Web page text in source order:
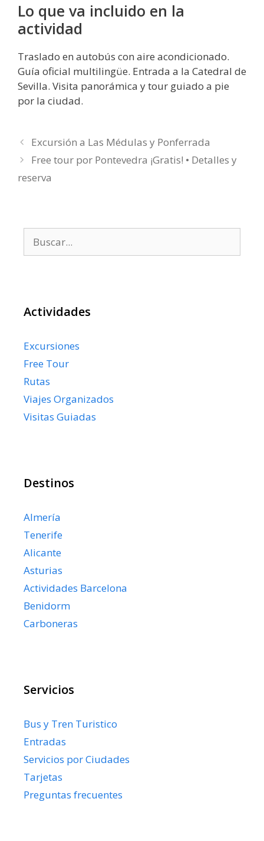
Lo que va incluido en la
actividad
Traslado en autobús con aire acondicionado.
Guía oficial multilingüe. Entrada a la Catedral de
Sevilla. Visita panorámica y tour guiado a pie
por la ciudad.
Excursión a Las Médulas y Ponferrada
Free tour por Pontevedra ¡Gratis! • Detalles y
reserva
Actividades
Excursiones
Free Tour
Rutas
Viajes Organizados
Visitas Guiadas
Destinos
Almería
Tenerife
Alicante
Asturias
Actividades Barcelona
Benidorm
Carboneras
Servicios
Bus y Tren Turistico
Entradas
Servicios por Ciudades
Tarjetas
Preguntas frecuentes